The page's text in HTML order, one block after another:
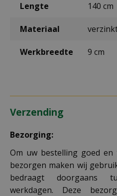
Lengte 140 cm
Materiaal
Werkbreedte 9 cm
Verzending
Bezorging:
Om uw bestelling goed
bezorgen maken wij
bedraagt
werkdagen. Deze